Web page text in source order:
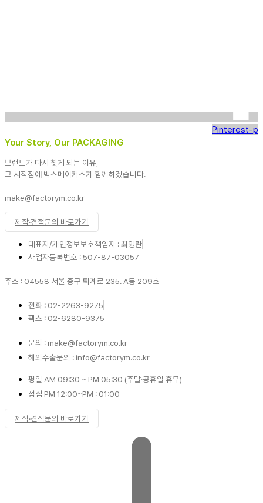
Pinterest-p
Your Story, Our PACKAGING
브랜드가 다시 찾게 되는 이유,
그 시작점에 박스메이커스가 함께하겠습니다.
make@factorym.co.kr
제작·견적문의 바로가기
대표자/개인정보보호책임자 : 최영란
사업자등록번호 : 507-87-03057
주소 : 04558 서울 중구 퇴계로 235. A동 209호
전화 : 02-2263-9275
팩스 : 02-6280-9375
문의 : make@factorym.co.kr
해외수출문의 : info@factorym.co.kr
평일 AM 09:30 ~ PM 05:30 (주말·공휴일 휴무)
점심 PM 12:00~PM : 01:00
제작·견적문의 바로가기